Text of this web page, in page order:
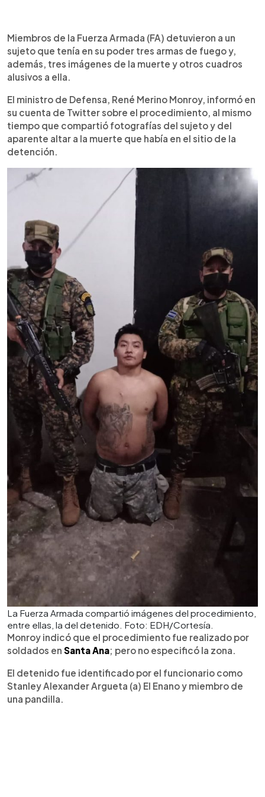
Escuchar artículo
Miembros de la Fuerza Armada (FA) detuvieron a un
sujeto que tenía en su poder tres armas de fuego y,
además, tres imágenes de la muerte y otros cuadros
alusivos a ella.
El ministro de Defensa, René Merino Monroy, informó en
su cuenta de Twitter sobre el procedimiento, al mismo
tiempo que compartió fotografías del sujeto y del
aparente altar a la muerte que había en el sitio de la
detención.
La Fuerza Armada compartió imágenes del procedimiento,
entre ellas, la del detenido. Foto: EDH/Cortesía.
Monroy indicó que el procedimiento fue realizado por
soldados en Santa Ana; pero no especificó la zona.
El detenido fue identificado por el funcionario como
Stanley Alexander Argueta (a) El Enano y miembro de
una pandilla.